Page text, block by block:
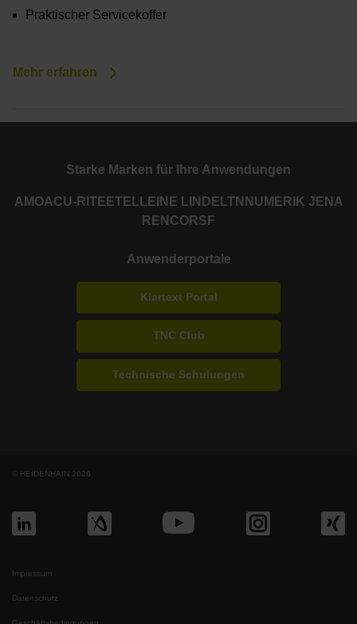
Praktischer Servicekoffer
Mehr erfahren
Starke Marken für Ihre Anwendungen
AMOACU-RITE ETEL LEINE LINDE LTN NUMERIK JENA
RENCORSF
Anwenderportale
Klartext Portal
TNC Club
Technische Schulungen
© HEIDENHAIN 2026
Impressum
Datenschutz